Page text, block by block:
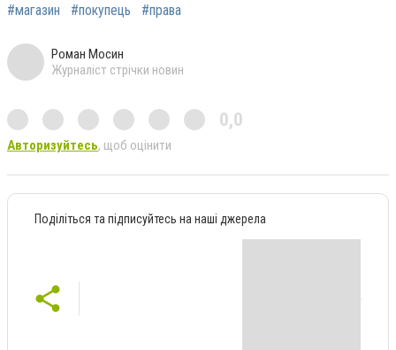
#магазин #покупець #права
Роман Мосин
Журналіст стрічки новин
0,0
Авторизуйтесь, щоб оцінити
Поділіться та підписуйтесь на наші джерела